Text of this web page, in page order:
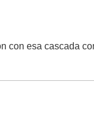
con esa cascada